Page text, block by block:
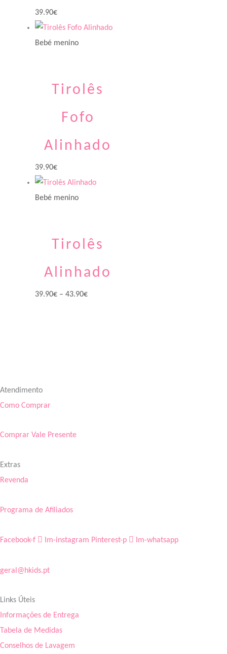
39.90€
Bebé menino
Tirolês
Fofo
Alinhado
39.90€
Bebé menino
Tirolês
Alinhado
39.90€ – 43.90€
Atendimento
Como Comprar
Comprar Vale Presente
Extras
Revenda
Programa de Afiliados
Facebook-f Im-instagram Pinterest-p Im-whatsapp
geral@hkids.pt
Links Úteis
Informações de Entrega
Tabela de Medidas
Conselhos de Lavagem